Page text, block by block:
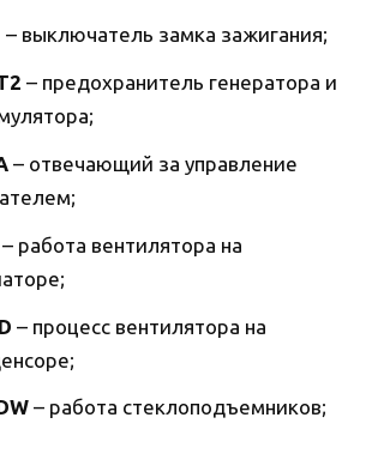
– выключатель замка зажигания;
– предохранитель генератора и
– отвечающий за управление
– работа вентилятора на
– процесс вентилятора на
– работа стеклоподъемников;